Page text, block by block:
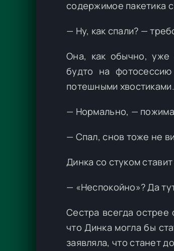
содержимое пакетика
— Ну, как спали? —
Она, как обычно, уже
будто на
потешными хвостиками.
— Нормально, —
— Спал, снов тоже не
Динка со стуком
— «Неспокойно»? Да
Сестра всегда
что Динка могла бы
заявляла, что станет